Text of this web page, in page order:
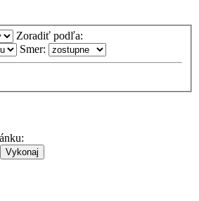
Zoradiť podľa:
Smer: